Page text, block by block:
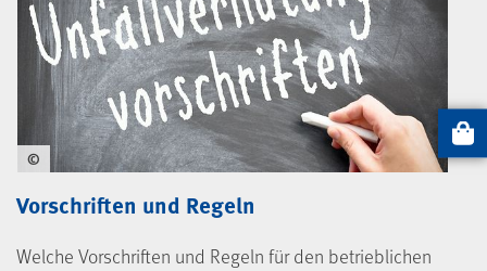
Vorschriften und Regeln
Welche Vorschriften und Regeln für den betrieblichen
© Artikel